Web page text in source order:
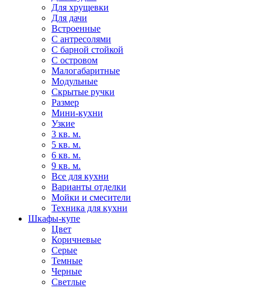
Для хрущевки
Для дачи
Встроенные
С антресолями
С барной стойкой
С островом
Малогабаритные
Модульные
Скрытые ручки
Размер
Мини-кухни
Узкие
3 кв. м.
5 кв. м.
6 кв. м.
9 кв. м.
Все для кухни
Варианты отделки
Мойки и смесители
Техника для кухни
Шкафы-купе
Цвет
Коричневые
Серые
Темные
Черные
Светлые